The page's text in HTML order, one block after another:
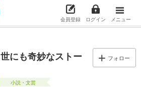
会員登録 ログイン メニュー
にも奇妙なストー
フォロー
小説・文芸